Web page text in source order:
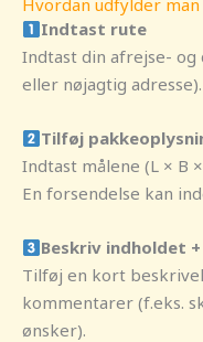
Hvordan udfylder
Indtast rute
Indtast din afrejse- og
eller nøjagtig adresse).
Tilføj
Indtast målene (L × B
En forsendelse kan
Beskriv indholdet
Tilføj en kort
kommentarer (f.eks.
ønsker).